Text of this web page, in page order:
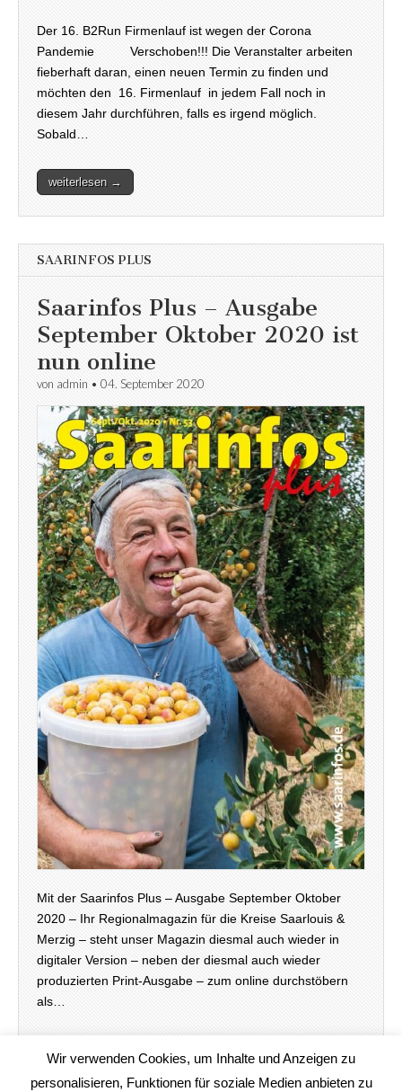
Der 16. B2Run Firmenlauf ist wegen der Corona
Pandemie Verschoben!!! Die Veranstalter arbeiten
fieberhaft daran, einen neuen Termin zu finden und
möchten den 16. Firmenlauf in jedem Fall noch in
diesem Jahr durchführen, falls es irgend möglich.
Sobald…
weiterlesen →
SAARINFOS PLUS
Saarinfos Plus – Ausgabe
September Oktober 2020 ist
nun online
von admin • 04. September 2020
Mit der Saarinfos Plus – Ausgabe September Oktober
2020 – Ihr Regionalmagazin für die Kreise Saarlouis &
Merzig – steht unser Magazin diesmal auch wieder in
digitaler Version – neben der diesmal auch wieder
produzierten Print-Ausgabe – zum online durchstöbern
als…
Wir verwenden Cookies, um Inhalte und Anzeigen zu
personalisieren, Funktionen für soziale Medien anbieten zu